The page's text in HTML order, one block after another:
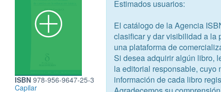
ISBN 978-956-9647-25-3
Capilar
Estimados usuarios:
El catálogo de la Agencia
clasificar y dar visibilidad a la
una plataforma de
Si desea adquirir algún libro,
la editorial responsable, cuyo
información de cada libro